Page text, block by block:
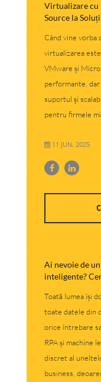
Virtualizare cu
Source la
Când vine vorba
virtualizarea
VMware și
performante,
suportul și
pentru firmele
11 JUN, 2025
Ai nevoie de
inteligente?
Toată lumea își
toate datele din
orice întrebare
RPA și machine
discret al
business,